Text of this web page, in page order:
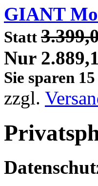
GIANT
Statt
Nur
Sie sparen
zzgl.